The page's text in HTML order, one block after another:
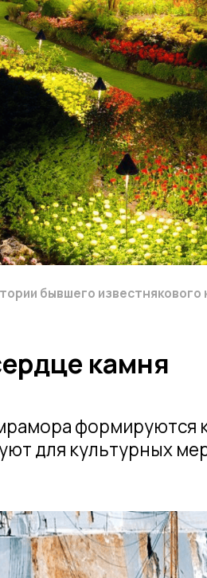
формируются
культурных
камня
известнякового карьера,